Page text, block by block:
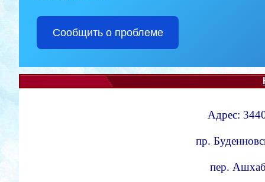
Сообщить о проблеме
Адрес:
пр.
пер.